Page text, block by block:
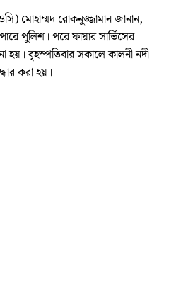
মোহাম্মদ রোকনুজ্জামান জানান,
পুলিশ। পরে ফায়ার সার্ভিসের
হয়। বৃহস্পতিবার সকালে কালনী নদী
করা হয়।